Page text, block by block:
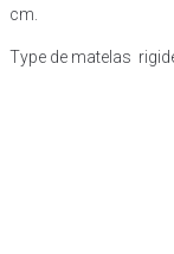
cm.
Type de matelas